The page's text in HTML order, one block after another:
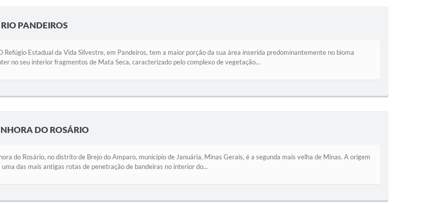
PANDEIROS
Refúgio Estadual da Vida Silvestre, em Pandeiros, tem a maior porção da sua área inserida predominantemente no bioma
no seu interior fragmentos de Mata Seca, caracterizado pelo complexo de vegetação...
DO ROSÁRIO
do Rosário, no distrito de Brejo do Amparo, município de Januária, Minas Gerais, é a segunda mais velha de Minas. A origem
das mais antigas rotas de penetração de bandeiras no interior do...